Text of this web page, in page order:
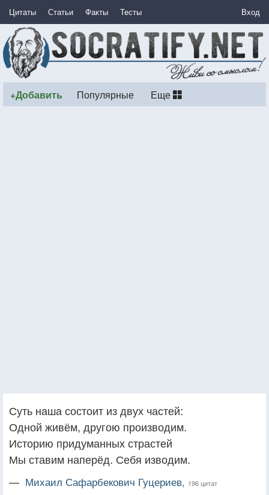
Цитаты Статьи Факты Тесты Вход
+Добавить Популярные Еще
Суть наша состоит из двух частей:
Одной живём, другою производим.
Историю придуманных страстей
Мы ставим наперёд. Себя изводим.
— Михаил Сафарбекович Гуцериев, 196 цитат